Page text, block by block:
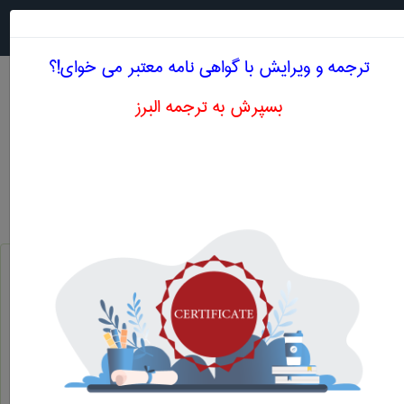
مهندسی پليمر
high semigloss
ترجمه و ویرایش با گواهی نامه معتبر می خوای!؟
بسپرش به ترجمه البرز